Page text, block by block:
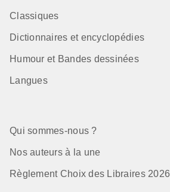
Classiques
Dictionnaires et encyclopédies
Humour et Bandes dessinées
Langues
Qui sommes-nous ?
Nos auteurs à la une
Règlement Choix des Libraires 2026